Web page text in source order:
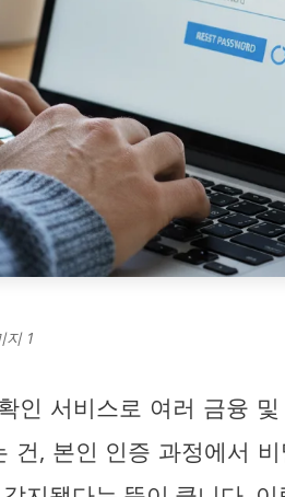
지 1
인 서비스로 여러 금융
건, 본인 인증 과정에서